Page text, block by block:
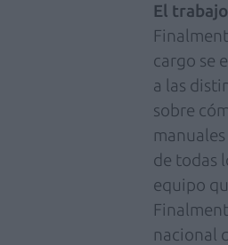
El
cargo se
a las
sobre
de todas
equipo
nacional